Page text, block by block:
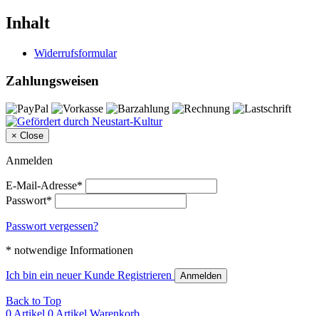
Inhalt
Widerrufsformular
Zahlungsweisen
× Close
Anmelden
E-Mail-Adresse*
Passwort*
Passwort vergessen?
* notwendige Informationen
Ich bin ein neuer Kunde Registrieren Anmelden
Back to Top
0 Artikel 0 Artikel Warenkorb